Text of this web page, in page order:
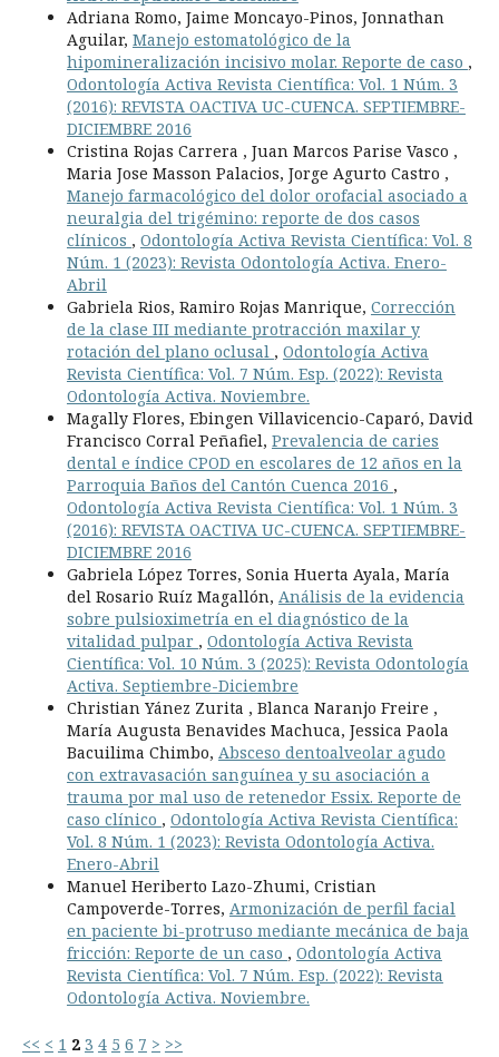
Adriana Romo, Jaime Moncayo-Pinos, Jonnathan
Aguilar, Manejo estomatológico de la
hipomineralización incisivo molar. Reporte de caso ,
Odontología Activa Revista Científica: Vol. 1 Núm. 3
(2016): REVISTA OACTIVA UC-CUENCA. SEPTIEMBRE-
DICIEMBRE 2016
Cristina Rojas Carrera , Juan Marcos Parise Vasco ,
Maria Jose Masson Palacios, Jorge Agurto Castro ,
Manejo farmacológico del dolor orofacial asociado a
neuralgia del trigémino: reporte de dos casos
clínicos , Odontología Activa Revista Científica: Vol. 8
Núm. 1 (2023): Revista Odontología Activa. Enero-
Abril
Gabriela Rios, Ramiro Rojas Manrique, Corrección
de la clase III mediante protracción maxilar y
rotación del plano oclusal , Odontología Activa
Revista Científica: Vol. 7 Núm. Esp. (2022): Revista
Odontología Activa. Noviembre.
Magally Flores, Ebingen Villavicencio-Caparó, David
Francisco Corral Peñafiel, Prevalencia de caries
dental e índice CPOD en escolares de 12 años en la
Parroquia Baños del Cantón Cuenca 2016 ,
Odontología Activa Revista Científica: Vol. 1 Núm. 3
(2016): REVISTA OACTIVA UC-CUENCA. SEPTIEMBRE-
DICIEMBRE 2016
Gabriela López Torres, Sonia Huerta Ayala, María
del Rosario Ruíz Magallón, Análisis de la evidencia
sobre pulsioximetría en el diagnóstico de la
vitalidad pulpar , Odontología Activa Revista
Científica: Vol. 10 Núm. 3 (2025): Revista Odontología
Activa. Septiembre-Diciembre
Christian Yánez Zurita , Blanca Naranjo Freire ,
María Augusta Benavides Machuca, Jessica Paola
Bacuilima Chimbo, Absceso dentoalveolar agudo
con extravasación sanguínea y su asociación a
trauma por mal uso de retenedor Essix. Reporte de
caso clínico , Odontología Activa Revista Científica:
Vol. 8 Núm. 1 (2023): Revista Odontología Activa.
Enero-Abril
Manuel Heriberto Lazo-Zhumi, Cristian
Campoverde-Torres, Armonización de perfil facial
en paciente bi-protruso mediante mecánica de baja
fricción: Reporte de un caso , Odontología Activa
Revista Científica: Vol. 7 Núm. Esp. (2022): Revista
Odontología Activa. Noviembre.
<< < 1 2 3 4 5 6 7 > >>